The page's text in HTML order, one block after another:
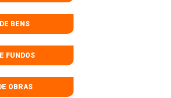
BENS
FUNDOS
OBRAS